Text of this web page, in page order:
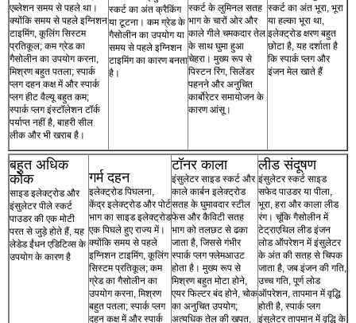
एब्लेशन समय से पहले था।
क्योंकि समय से पहले इग्निशन
टाइमिंग, कूलिंग सिस्टम
प्रतिकूल; कम ग्रेड का
गैसोलीन का उपयोग करना,
मिश्रण बहुत पतला; स्पार्क
प्लग दहन कक्ष में और स्पार्क
प्लग हीट वैल्यू बहुत कम;
स्पार्क प्लग इंस्टॉलेशन टॉर्क
पर्याप्त नहीं है, बाहरी सील
लीक और भी खराब है।
स्कर्ट का अंत क्रैकिंग
या टूटना। कम ग्रेड के
गैसोलीन का उपयोग या
समय से पहले इग्निशन
टाइमिंग का कारण बनता
है।
स्कर्ट के लुमिनल सतह
भाग के चारों ओर और
काले गीले चमकदार तेल
के साथ घुमा हुआ
चेहरा। मुख्य रूप से
पिस्टन रिंग, सिलेंडर
पहनने और अनुचित
कार्बोरेटर समायोजन के
कारण आंसू।
स्कर्ट का अंत भूरा, भूरा
या हल्का भूरा था,
इलेक्ट्रोड क्षरण बहुत
छोटा है, यह दर्शाता है
कि स्पार्क प्लग और
इंजन मेल खाते हैं
बहुत अधिक
कोक
साइड इलेक्ट्रोड और
इंसुलेटर पीले स्कर्ट
पाउडर की एक मोटी
परत से जुड़े होते हैं, यह
लेडेड ईंधन एडिटिव्स के
उपयोग के कारण है
गर्म दहन
इलेक्ट्रोड पिघलना,
केंद्र इलेक्ट्रोड और पोर्ट
भाग का साइड इलेक्ट्रोड
एक पिघले हुए राज्य में।
क्योंकि समय से पहले
इग्निशन टाइमिंग, कूलिंग
सिस्टम प्रतिकूल; कम
ग्रेड का गैसोलीन का
उपयोग करना, मिश्रण
बहुत पतला; स्पार्क प्लग
दहन कक्ष में और स्पार्क
टॉनर काला
इंसुलेटर साइड स्कर्ट और
काले कार्बन इलेक्ट्रोड
सतह के घुमावदार स्टील
फेस और कैविटी सतह
भाग को तलछट से ढका
जाता है, जिससे गंभीर
स्पार्क प्लग फ्लेमआउट
होता है। मुख्य रूप से
मिश्रण बहुत मोटा होने,
एयर फिल्टर बंद होने, चोक
का अनुचित उपयोग;
अत्यधिक तेल की खपत,
लीड संदूषण
इंसुलेटर स्कर्ट साइड
सफेद पाउडर या पीला,
भूरा, हरा और काला लीड
रंग। चूंकि गैसोलीन में
टेट्राएथिल लीड इंजन
लोड ऑपरेशन में इंसुलेटर
के अंत की सतह से चिपक
जाता है, जब इंजन की गति,
उच्च गति, पूर्ण लोड
ऑपरेशन, तापमान में वृद्धि
होती है, स्पार्क प्लग
इंसुलेटर तापमान में वृद्धि के